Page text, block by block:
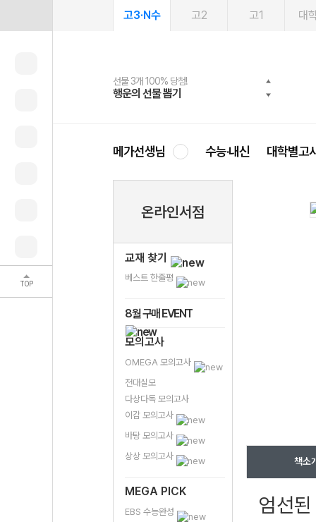
TOP
고3·N수 고2 고1 대
선물 3개 100% 당첨!
행운의 선물 뽑기
선물 100% 증정!
메가스터디 X 올리브
여름방학 스터디 캐시백
메가런 썸머스쿨
2027 러셀 단과
강사 공개선발
스마트러닝앱
설문 EVENT
메가패스
3일 무료 체험권
메가패스 수강생 무료혜택!
메가클럽 멤버십
사회공헌 캠페인
희망이룸 메가나눔
메가선생님 수능·내신 대학별고
온라인서점
교재 찾기
베스트 한줄평
8월 구매 EVENT
모의고사
OMEGA 모의고사
전대실모
다상다독 모의고사
이감 모의고사
바탕 모의고사
상상 모의고사
MEGA PICK
EBS 수능완성
책소
엄선